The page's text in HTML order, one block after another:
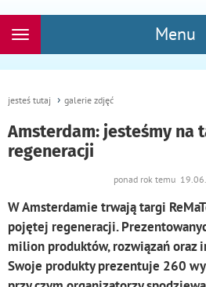
Menu
Rozwiń
jesteś tutaj galerie zdjęć
Amsterdam: jesteśmy na
regeneracji
ponad rok temu
W Amsterdamie trwają targi
pojętej regeneracji.
milion produktów, rozwiązań oraz
Swoje produkty prezentuje 260